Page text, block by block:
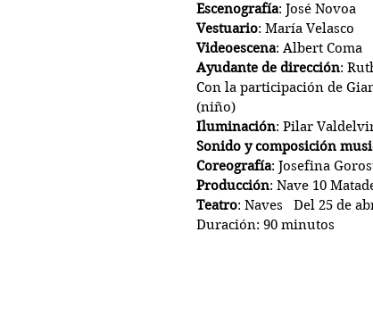
Escenografía: José Novoa
Vestuario: María Velasco
Videoescena: Albert Coma
Ayudante de dirección:
Con la participación de
(niño)
Iluminación: Pilar
Sonido y composición
Coreografía: Josefina
Producción: Nave 10
Teatro: Naves   Del 25 de
Duración: 90 minutos